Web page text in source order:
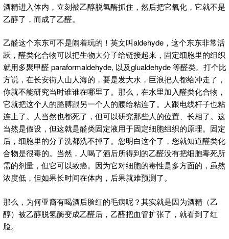
酒精进入体内，立刻被乙醇脱氢酶抓住，然后把它氧化，它就不是
乙醇了，而成了乙醛。
乙醛这个东东可不是闹着玩的！英文叫aldehyde，这个东东非常活
跃，醛类化合物可以把生物大分子给链接起来，固定细胞里的组织
就用多聚甲醛 paraformaldehyde, 以及glualdehyde 等醛类。打个比
方说，在长安街人山人海的，要是发大水，巨浪把人都给冲走了，
你就不能研究当时谁谁在哪里了。那么，在水里加入醛类化合物，
它就把这个人的胳膊跟另一个人的腰给粘连了。人跟电线杆子也粘
连上了。人当然也都死了，但可以研究那些人的位置、长相了。这
当然是假设，但这就是醛类固定液用于固定细胞组织的原理。固定
后，细胞里的分子洗都洗不掉了。您明白这个了，您就知道醛类化
合物是很毒的。当然，人喝了酒后所得到的乙醛没有把细胞毒死所
需的剂量，但它可以致癌。因为它对细胞的毒性是多方面的，虽然
浓度低，但如果长时间在体内，后果就难预测了。
那么，为何亚裔有喝酒后脸红的毛病呢？其实就是因为酒精（乙
醇）被乙醇脱氢酶变成乙醛后，乙醛把血管扩张了，就看到了红
脸。